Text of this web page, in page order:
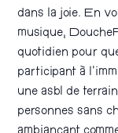
dans la joie. En
musique,
quotidien pour
participant à
une asbl de
personnes sans